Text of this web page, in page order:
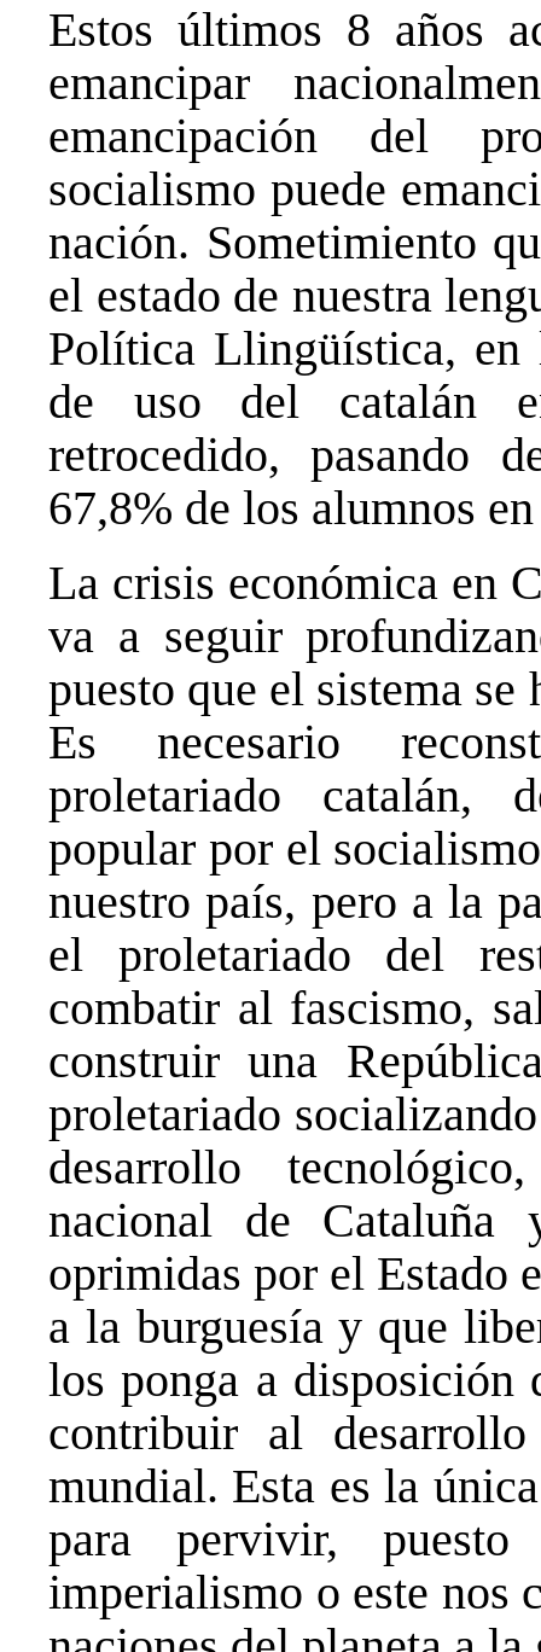
Estos últimos 8 años
emancipar
emancipación del
socialismo puede
nación. Sometimiento
el estado de nuestra
Política Llingüística,
de uso del catalán
retrocedido, pasando
67,8% de los alumnos
La crisis económica en
va a seguir
puesto que el sistema
Es necesario
proletariado catalán,
popular por el
nuestro país, pero a la
el proletariado del
combatir al fascismo,
construir una
proletariado
desarrollo
nacional de
oprimidas por el Estado
a la burguesía y que
los ponga a disposición
contribuir al
mundial. Esta es la
para pervivir,
imperialismo o este nos